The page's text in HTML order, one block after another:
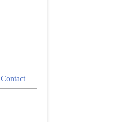
Contact